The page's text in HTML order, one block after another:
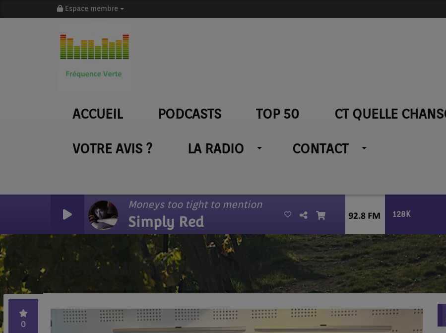
Espace membre
ACCUEIL PODCASTS TOP 50 CT QUELLE
VOTRE AVIS ? LA RADIO CONTACT
Moneys too tight to mention
Simply Red 128K
Lieder Un Gedichtle Unter Uns
0